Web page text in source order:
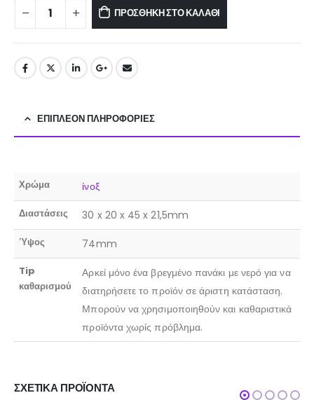
ΠΡΟΣΘΉΚΗ ΣΤΟ ΚΑΛΆΘΙ
ΕΠΙΠΛΈΟΝ ΠΛΗΡΟΦΟΡΊΕΣ
Χρώμα ίνοξ
Διαστάσεις 30 x 20 x 45 x 21,5mm
Ύψος 74mm
Tip
καθαρισμού
Αρκεί μόνο ένα βρεγμένο πανάκι με νερό για να
διατηρήσετε το προϊόν σε άριστη κατάσταση.
Μπορούν να χρησιμοποιηθούν και καθαριστικά
προϊόντα χωρίς πρόβλημα.
ΣΧΕΤΙΚΆ ΠΡΟΪΌΝΤΑ